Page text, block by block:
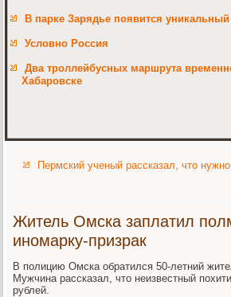
В парке Зарядье появится
Условно Россия
Два троллейбусных маршрута
Хабаровске
Пермский ученый рассказал, что
Житель Омска заплатил
иномарку-призрак
В полицию Омска обратился 50-летний
Мужчина рассказал, что неизвестный
рублей.